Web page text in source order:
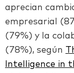
aprecian
empresarial
(79%) y la
(78%), según
Intelligence in